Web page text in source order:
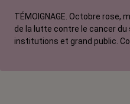
TÉMOIGNAGE. Octobre rose,
de la lutte contre le cancer du
institutions et grand public.